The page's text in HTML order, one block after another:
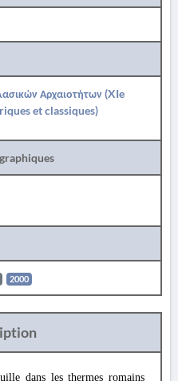
Αρχαιοτήτων (XIe
et classiques)
2000
dans les thermes romains